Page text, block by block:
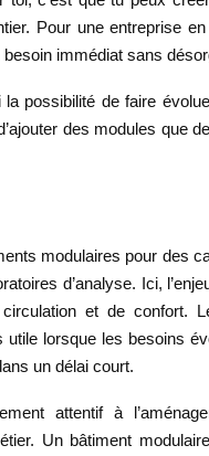
Pour une entreprise
immédiat sans
possibilité de faire
des modules que
modulaires pour des
d’analyse. Ici,
et de confort.
lorsque les besoins
un délai court.
attentif à
Un bâtiment